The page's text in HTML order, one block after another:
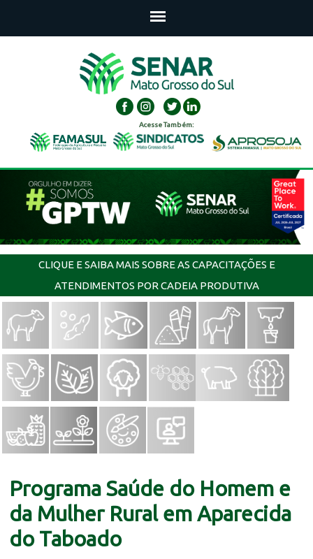
Acesse Também:
CLIQUE E SAIBA MAIS SOBRE AS CAPACITAÇÕES E
ATENDIMENTOS POR CADEIA PRODUTIVA
Programa Saúde do Homem e
da Mulher Rural em Aparecida
do Taboado